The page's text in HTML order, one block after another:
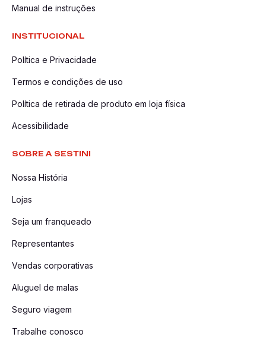
Manual de instruções
INSTITUCIONAL
Política e Privacidade
Termos e condições de uso
Política de retirada de produto em loja física
Acessibilidade
SOBRE A SESTINI
Nossa História
Lojas
Seja um franqueado
Representantes
Vendas corporativas
Aluguel de malas
Seguro viagem
Trabalhe conosco